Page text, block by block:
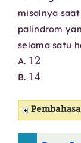
misalnya
palindrom
selama satu
A.
12
B.
14